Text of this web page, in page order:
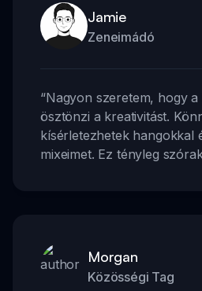
Jamie
Zeneimádó
“Nagyon szeretem, hogy
ösztönzi a kreativitást.
kísérletezhetek hangokkal
mixeimet. Ez tényleg
Morgan
Közösségi Tag